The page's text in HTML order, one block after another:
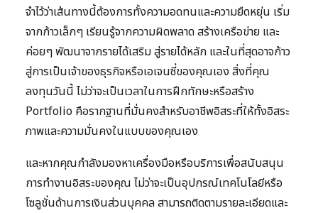
จำไว้ว่าเส้นทางนี้ต้องการทั้งความอดทนและความยืดหยุ่น เริ่ม
จากก้าวเล็กๆ เรียนรู้จากความผิดพลาด สร้างเครือข่าย และ
ค่อยๆ พัฒนาจากรายได้เสริม สู่รายได้หลัก และในที่สุดอาจก้าว
สู่การเป็นเจ้าของธุรกิจหรือเอเจนซี่ของคุณเอง สิ่งที่คุณ
ลงทุนวันนี้ ไม่ว่าจะเป็นเวลาในการฝึกทักษะหรือสร้าง
Portfolio คือรากฐานที่มั่นคงสำหรับอาชีพอิสระที่ให้ทั้งอิสระ
ภาพและความมั่นคงในแบบของคุณเอง
และหากคุณกำลังมองหาเครื่องมือหรือบริการเพื่อสนับสนุน
การทำงานอิสระของคุณ ไม่ว่าจะเป็นอุปกรณ์เทคโนโลยีหรือ
โซลูชั่นด้านการเงินส่วนบุคคล สามารถติดตามรายละเอียดและ